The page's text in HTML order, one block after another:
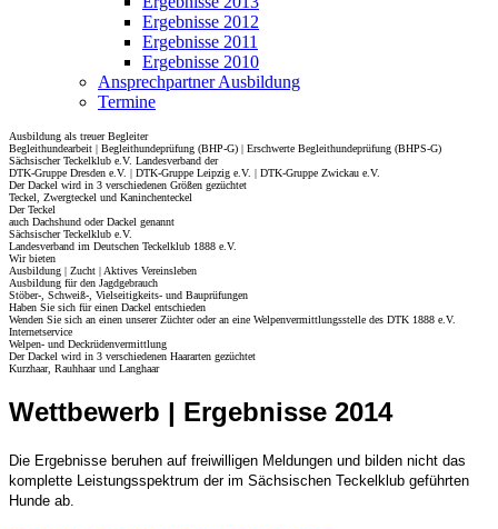
Ergebnisse 2012
Ergebnisse 2011
Ergebnisse 2010
Ansprechpartner Ausbildung
Termine
Ausbildung als treuer Begleiter
Begleithundearbeit | Begleithundeprüfung (BHP-G) | Erschwerte Begleithundeprüfung (BHPS-G)
Sächsischer Teckelklub e.V. Landesverband der
DTK-Gruppe Dresden e.V. | DTK-Gruppe Leipzig e.V. | DTK-Gruppe Zwickau e.V.
Der Dackel wird in 3 verschiedenen Größen gezüchtet
Teckel, Zwergteckel und Kaninchenteckel
Der Teckel
auch Dachshund oder Dackel genannt
Sächsischer Teckelklub e.V.
Landesverband im Deutschen Teckelklub 1888 e.V.
Wir bieten
Ausbildung | Zucht | Aktives Vereinsleben
Ausbildung für den Jagdgebrauch
Stöber-, Schweiß-, Vielseitigkeits- und Bauprüfungen
Haben Sie sich für einen Dackel entschieden
Wenden Sie sich an einen unserer Züchter oder an eine Welpenvermittlungsstelle des DTK 1888 e.V.
Internetservice
Welpen- und Deckrüdenvermittlung
Der Dackel wird in 3 verschiedenen Haararten gezüchtet
Kurzhaar, Rauhhaar und Langhaar
Wettbewerb | Ergebnisse 2014
Die Ergebnisse beruhen auf freiwilligen Meldungen und bilden nicht das
komplette Leistungsspektrum der im Sächsischen Teckelklub geführten
Hunde ab.